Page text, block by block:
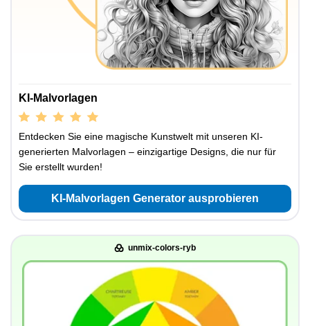
KI-Malvorlagen
Entdecken Sie eine magische Kunstwelt mit unseren KI-
generierten Malvorlagen – einzigartige Designs, die nur für
Sie erstellt wurden!
KI-Malvorlagen Generator ausprobieren
unmix-colors-ryb